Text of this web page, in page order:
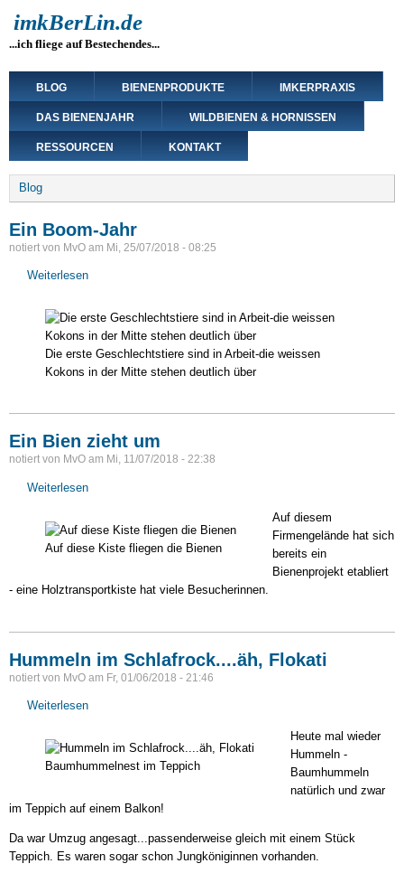
zum
Inhalt
imkBerLin.de
...ich fliege auf Bestechendes...
Main
navigation
BLOG BIENENPRODUKTE IMKERPRAXIS
DAS BIENENJAHR WILDBIENEN & HORNISSEN
RESSOURCEN KONTAKT
Breadcrumb
Blog
Ein Boom-Jahr
notiert von MvO am Mi, 25/07/2018 - 08:25
Weiterlesen
Boom-
Jahr
Die erste Geschlechtstiere sind in Arbeit-die weissen
Kokons in der Mitte stehen deutlich über
Ein Bien zieht um
notiert von MvO am Mi, 11/07/2018 - 22:38
Weiterlesen
Bien
zieht
Auf diese Kiste fliegen die Bienen
Auf diesem
Firmengelände hat sich
bereits ein
Bienenprojekt etabliert
- eine Holztransportkiste hat viele Besucherinnen.
Hummeln im Schlafrock....äh, Flokati
notiert von MvO am Fr, 01/06/2018 - 21:46
Weiterlesen
im
Schlafrock....äh,
Baumhummelnest im Teppich
Heute mal wieder
Hummeln -
Baumhummeln
natürlich und zwar
im Teppich auf einem Balkon!
Da war Umzug angesagt...passenderweise gleich mit einem Stück
Teppich. Es waren sogar schon Jungköniginnen vorhanden.